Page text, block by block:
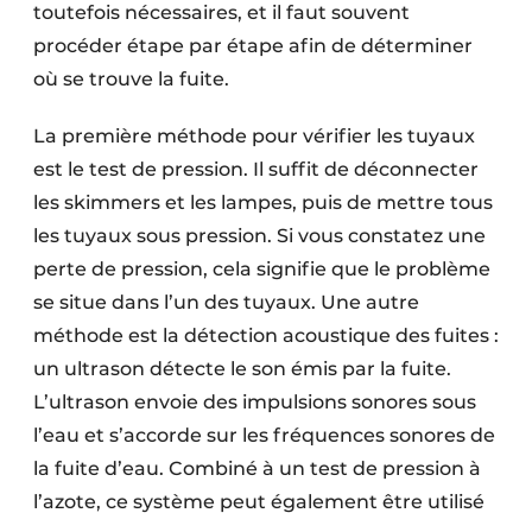
toutefois nécessaires, et il faut souvent
procéder étape par étape afin de déterminer
où se trouve la fuite.
La première méthode pour vérifier les tuyaux
est le test de pression. Il suffit de déconnecter
les skimmers et les lampes, puis de mettre tous
les tuyaux sous pression. Si vous constatez une
perte de pression, cela signifie que le problème
se situe dans l’un des tuyaux. Une autre
méthode est la détection acoustique des fuites :
un ultrason détecte le son émis par la fuite.
L’ultrason envoie des impulsions sonores sous
l’eau et s’accorde sur les fréquences sonores de
la fuite d’eau. Combiné à un test de pression à
l’azote, ce système peut également être utilisé